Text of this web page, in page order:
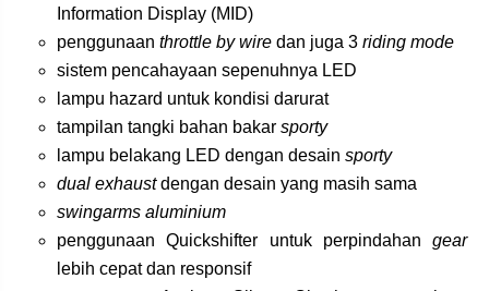
Information Display (MID)
penggunaan throttle by wire dan juga 3 riding mode
sistem pencahayaan sepenuhnya LED
lampu hazard untuk kondisi darurat
tampilan tangki bahan bakar sporty
lampu belakang LED dengan desain sporty
dual exhaustdengan desain yang masih sama
swingarms aluminium
penggunaan Quickshifter untuk perpindahan gear
lebih cepat dan responsif